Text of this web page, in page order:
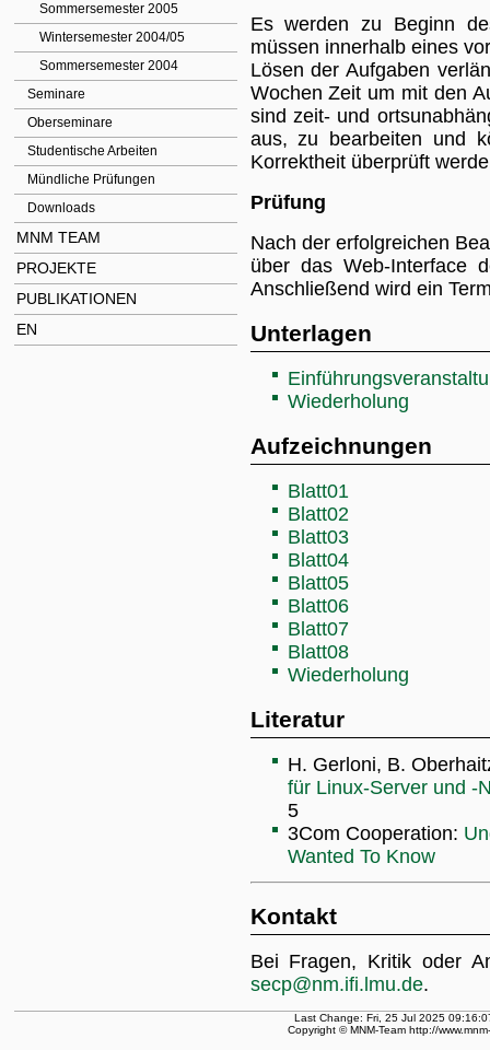
Sommersemester 2005
Wintersemester 2004/05
Sommersemester 2004
Seminare
Oberseminare
Studentische Arbeiten
Mündliche Prüfungen
Downloads
MNM TEAM
PROJEKTE
PUBLIKATIONEN
EN
Es werden zu Beginn
müssen innerhalb eines
Lösen der Aufgaben
Wochen Zeit um mit den
sind zeit- und
aus, zu bearbeiten und
Korrektheit überprüft
Prüfung
Nach der erfolgreichen
über das Web-Interface
Anschließend wird ein
Unterlagen
Wiederholung
Aufzeichnungen
Blatt01
Blatt02
Blatt03
Blatt04
Blatt05
Blatt06
Blatt07
Blatt08
Wiederholung
Literatur
H. Gerloni, B.
für Linux-Server und -
5
3Com Cooperation:
Wanted To Know
Kontakt
Bei Fragen, Kritik oder
secp@nm.ifi.lmu.de.
Last Change: Fri, 25 Jul 2025
Copyright © MNM-Team http://